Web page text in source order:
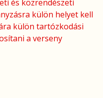
és közrendészeti
külön helyet kell
külön tartózkodási
a verseny